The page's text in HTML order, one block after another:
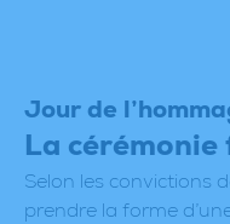
Jour de
La
Selon les convictions
prendre la forme